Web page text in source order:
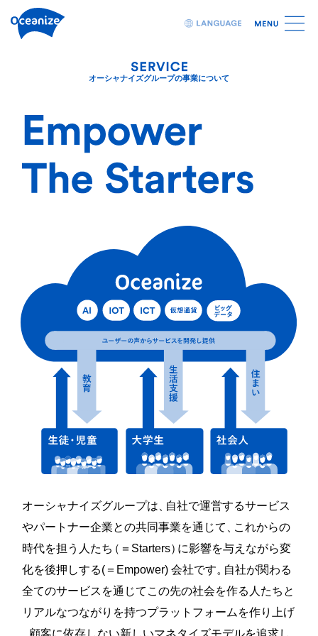
オーシャナイズグループの事業について
オーシャナイズグループは 、自社で運営するサービス
やパートナー企業との共同事業を通じて
、これからの
時代を担う人たち（ ＝Starters）に影響を与えながら変
化を後押しする(＝Empower) 会社です。自社が関わる
全てのサービスを通じてこの先の社会を作る人たちと
リアルなつながりを持つプラットフォームを作り上げ
、顧客に依存しない新しいマネタイズモデルを追求し
教育機関の方
広報の方
必須
メールアドレス 必須
電話番号 必須
お問合せ内容
お送りいたします。
送信する
完了いたしました。
お問い合わせありがとうございました。
通常1~3日以内にご連絡させていただきます。